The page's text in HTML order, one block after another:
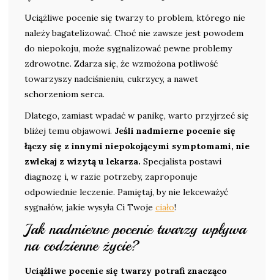
Uciążliwe pocenie się twarzy to problem, którego nie
należy bagatelizować. Choć nie zawsze jest powodem
do niepokoju, może sygnalizować pewne problemy
zdrowotne. Zdarza się, że wzmożona potliwość
towarzyszy nadciśnieniu, cukrzycy, a nawet
schorzeniom serca.
Dlatego, zamiast wpadać w panikę, warto przyjrzeć się
bliżej temu objawowi. Jeśli nadmierne pocenie się
łączy się z innymi niepokojącymi symptomami, nie
zwlekaj z wizytą u lekarza. Specjalista postawi
diagnozę i, w razie potrzeby, zaproponuje
odpowiednie leczenie. Pamiętaj, by nie lekceważyć
sygnałów, jakie wysyła Ci Twoje ciało!
Jak nadmierne pocenie twarzy wpływa
na codzienne życie?
Uciążliwe pocenie się twarzy potrafi znacząco